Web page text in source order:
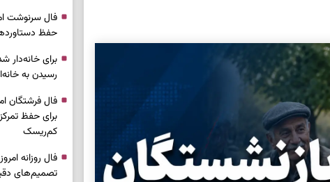
حفظ
برای خانه‌دار
رسیدن به
برای حفظ
کم‌ریسک
تصمیم‌های